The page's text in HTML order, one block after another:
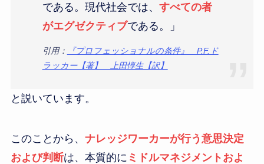
である。現代社会では、 すべての者
がエグゼクティブである。」
引用：
『プロフェッショナルの条件』 P.F.ド
ラッカー【著】 上田惇生【訳】
と説いています。
このことから、 ナレッジワーカーが行う意思決定
および判断は、本質的に ミドルマネジメントおよ